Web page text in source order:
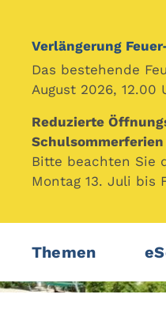
Verlängerung
Das bestehende
August 2026, 12.00
Reduzierte
Schulsommerferien
Bitte beachten Sie
Montag 13. Juli bis
Themen